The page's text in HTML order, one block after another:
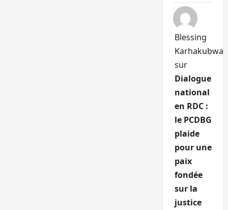
Blessing
Karhakubwa
sur
Dialogue
national
en RDC :
le PCDBG
plaide
pour une
paix
fondée
sur la
justice